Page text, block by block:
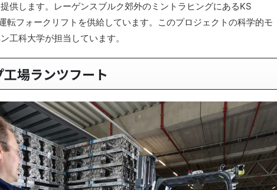
供します。レーゲンスブルク郊外のミントラヒングにあるKS
転フォークリフトを供給しています。このプロジェクトの科学的モ
工科大学が担当しています。
場ランツフート